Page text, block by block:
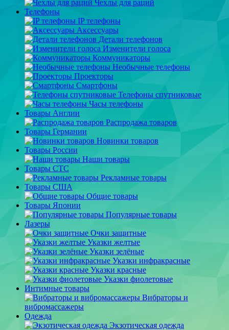
Чехлы для раций
Телефоны
IP телефоны
Аксессуары
Детали телефонов
Изменители голоса
Коммуникаторы
Необычные телефоны
Проекторы
Смартфоны
Телефоны спутниковые
Часы телефоны
Товары Англии
Распродажа товаров
Товары Германии
Новинки товаров
Товары России
Наши товары
Товары СТС
Рекламные товары
Товары США
Общие товары
Товары Японии
Популярные товары
Лазеры
Очки защитные
Указки желтые
Указки зелёные
Указки инфракрасные
Указки красные
Указки фиолетовые
Интимные товары
Вибраторы и
вибромассажеры
Одежда
Экзотическая одежда